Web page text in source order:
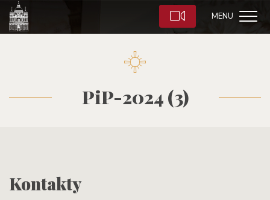
MENU
PiP-2024 (3)
Kontakty